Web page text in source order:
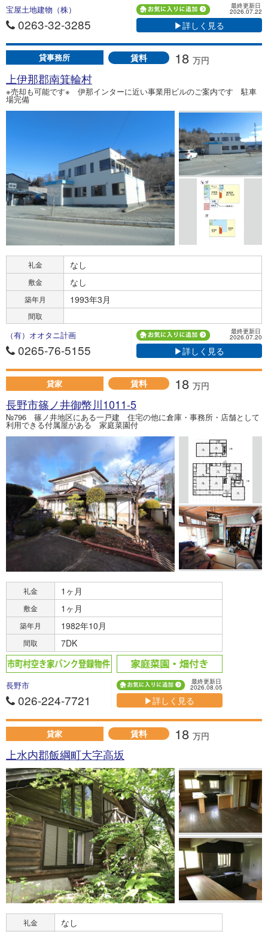
宝屋土地建物（株）
0263-32-3285
最終更新日
2026.07.22
▶詳しく見る
貸事務所 賃料 18 万円
上伊那郡南箕輪村
※売却も可能です※ 伊那インターに近い事業用ビルのご案内です 駐車
場完備
礼金 なし
敷金 なし
築年月 1993年3月
間取
（有）オオタニ計画
0265-76-5155
最終更新日
2026.07.20
▶詳しく見る
貸家 賃料 18 万円
長野市篠ノ井御幣川1011-5
№796 篠ノ井地区にある一戸建 住宅の他に倉庫・事務所・店舗として
利用できる付属屋がある 家庭菜園付
礼金 1ヶ月
敷金 1ヶ月
築年月 1982年10月
間取 7DK
長野市
026-224-7721
最終更新日
2026.08.05
▶詳しく見る
貸家 賃料 18 万円
上水内郡飯綱町大字高坂
礼金 なし